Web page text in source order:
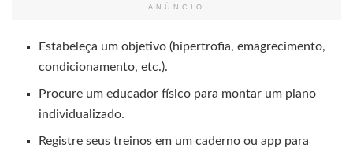
ANÚNCIO
Estabeleça um objetivo (hipertrofia, emagrecimento,
condicionamento, etc.).
Procure um educador físico para montar um plano
individualizado.
Registre seus treinos em um caderno ou app para